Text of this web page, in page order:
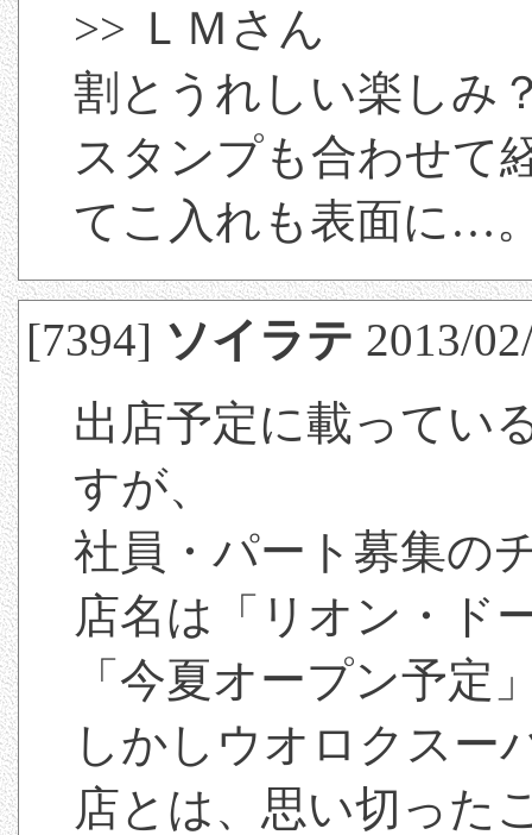
>> ＬＭさん
割とうれしい楽しみ
スタンプも合わせて
てこ入れも表面に…
[7394] ソイラテ 2013/
出店予定に載ってい
すが、
社員・パート募集の
店名は「リオン・ド
「今夏オープン予定
しかしウオロクスー
店とは、思い切った